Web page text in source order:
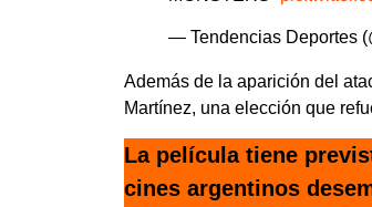
— Tendencias Deportes
Además de la aparición del
Martínez, una elección que
La película tiene
cines argentinos